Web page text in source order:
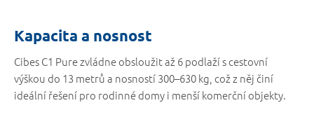
Kapacita a nosnost
Cibes C1 Pure zvládne obsloužit až 6 podlaží s cestovní
výškou do 13 metrů a nosností 300–630 kg, což z něj činí
ideální řešení pro rodinné domy i menší komerční objekty.